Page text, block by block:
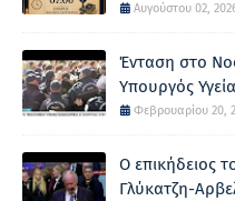
Αυγούστου 02,
Ένταση στο
Υπουργός
Φεβρουαρίου 20,
Ο επικήδειος
Γλύκατζη-